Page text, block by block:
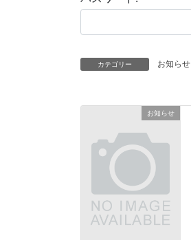
カテゴリー お知らせ
お知らせ